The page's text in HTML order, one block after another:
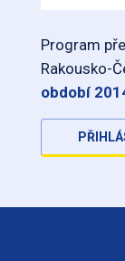
Program
Rakousko-
období